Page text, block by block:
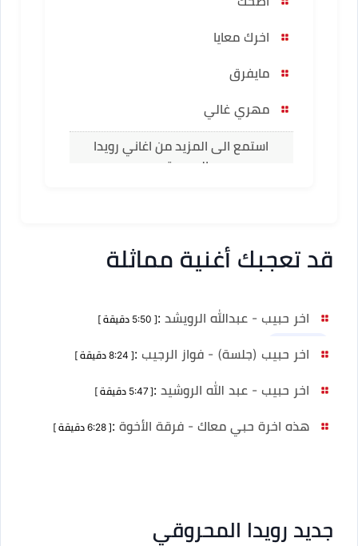
اخرك معايا
مايفرق
مهري غالي
استمع الى المزيد من اغاني رويدا
المحروقي
قد تعجبك أغنية مماثلة
اخر حبيب - عبدالله الرويشد :[ 5:50 دقيقة ]
اخر حبيب (جلسة) - فواز الرجيب :[ 8:24 دقيقة ]
اخر حبيب - عبد الله الروشيد :[ 5:47 دقيقة ]
هذه اخرة حبي معاك - فرقة الأخوة :[ 6:28 دقيقة ]
جديد رويدا المحروقي